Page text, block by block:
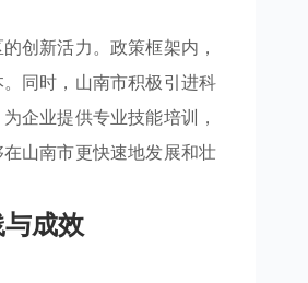
创新活力。政策框架内，
同时，山南市积极引进科
企业提供专业技能培训，
山南市更快速地发展和壮
成效